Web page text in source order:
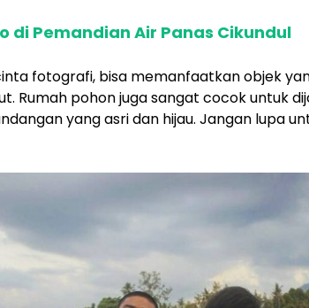
di Pemandian Air Panas Cikundul
fotografi, bisa memanfaatkan objek
Rumah pohon juga sangat cocok untuk
yang asri dan hijau. Jangan lupa